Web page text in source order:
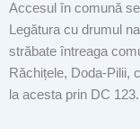
Accesul în comună
Legătura cu drumul
străbate întreaga
Răchițele, Doda-Pilii,
la acesta prin DC 123.